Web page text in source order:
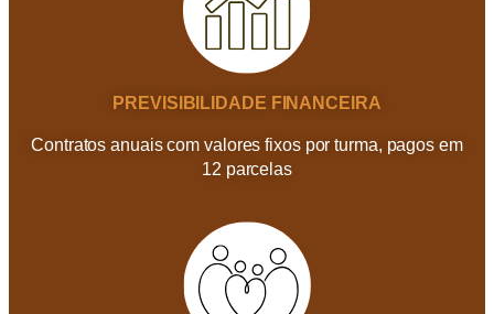
PREVISIBILIDADE FINANCEIRA
Contratos anuais com valores fixos por turma, pagos em
12 parcelas